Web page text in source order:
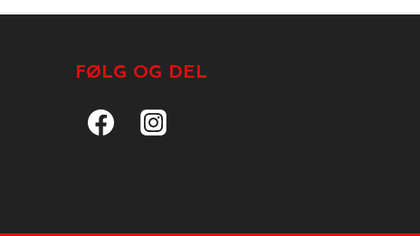
FØLG OG DEL